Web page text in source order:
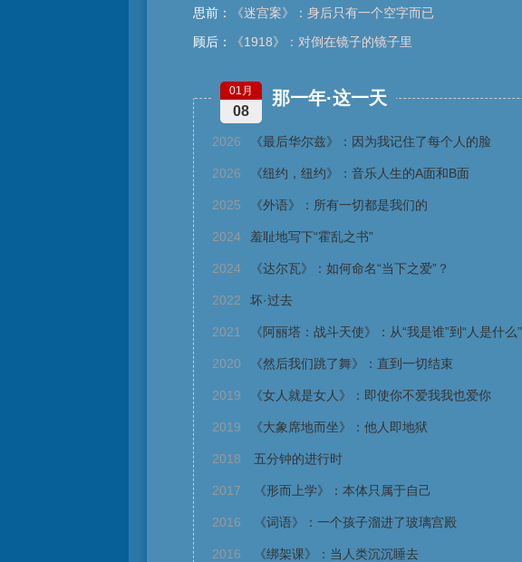
思前：
《迷宫案》：身后只有一个空字而已
顾后：
《1918》：对倒在镜子的镜子里
那一年·这一天
01月
08
2026 《最后华尔兹》：因为我记住了每个人的脸
2026 《纽约，纽约》：音乐人生的A面和B面
2025 《外语》：所有一切都是我们的
2024 羞耻地写下“霍乱之书”
2024 《达尔瓦》：如何命名“当下之爱”？
2022 坏·过去
2021 《阿丽塔：战斗天使》：从“我是谁”到“人是什么”
2020 《然后我们跳了舞》：直到一切结束
2019 《女人就是女人》：即使你不爱我我也爱你
2019 《大象席地而坐》：他人即地狱
2018 五分钟的进行时
2017 《形而上学》：本体只属于自己
2016 《词语》：一个孩子溜进了玻璃宫殿
2016 《绑架课》：当人类沉沉睡去